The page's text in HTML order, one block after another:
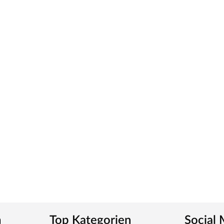
Top Kategorien Social